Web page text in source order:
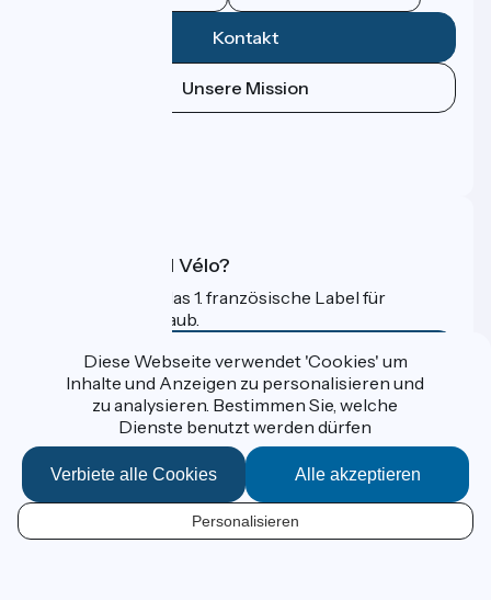
DE
Kontakt
Unsere Mission
Was ist Accueil Vélo?
Accueil Vélo ist das 1. französische Label für
Radfahrer im Urlaub.
Mehr erfahren
Gefördert im Rahmen von Destination France
Données personnelles
Espace Presse
Diese Webseite verwendet 'Cookies' um
Inhalte und Anzeigen zu personalisieren und
zu analysieren. Bestimmen Sie, welche
Dienste benutzt werden dürfen
Alle akzeptieren
Verbiete alle Cookies
Personalisieren